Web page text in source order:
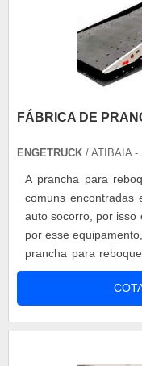
FÁBRICA DE
ENGETRUCK / ATIBAIA -
A prancha para
comuns encontradas
auto socorro, por isso
por esse
prancha para
A importância de
prancha para
prancha tem como